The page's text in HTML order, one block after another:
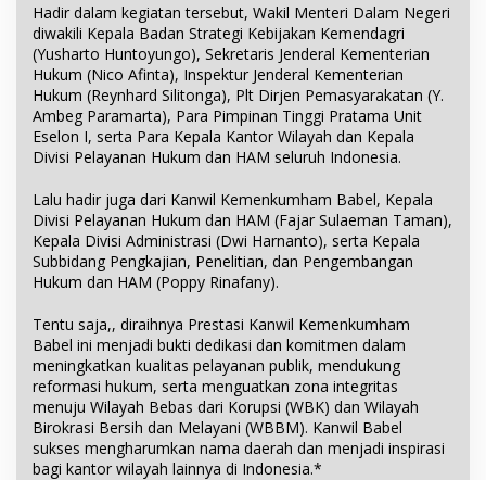
Hadir dalam kegiatan tersebut, Wakil Menteri Dalam Negeri
diwakili Kepala Badan Strategi Kebijakan Kemendagri
(Yusharto Huntoyungo), Sekretaris Jenderal Kementerian
Hukum (Nico Afinta), Inspektur Jenderal Kementerian
Hukum (Reynhard Silitonga), Plt Dirjen Pemasyarakatan (Y.
Ambeg Paramarta), Para Pimpinan Tinggi Pratama Unit
Eselon I, serta Para Kepala Kantor Wilayah dan Kepala
Divisi Pelayanan Hukum dan HAM seluruh Indonesia.
Lalu hadir juga dari Kanwil Kemenkumham Babel, Kepala
Divisi Pelayanan Hukum dan HAM (Fajar Sulaeman Taman),
Kepala Divisi Administrasi (Dwi Harnanto), serta Kepala
Subbidang Pengkajian, Penelitian, dan Pengembangan
Hukum dan HAM (Poppy Rinafany).
Tentu saja,, diraihnya Prestasi Kanwil Kemenkumham
Babel ini menjadi bukti dedikasi dan komitmen dalam
meningkatkan kualitas pelayanan publik, mendukung
reformasi hukum, serta menguatkan zona integritas
menuju Wilayah Bebas dari Korupsi (WBK) dan Wilayah
Birokrasi Bersih dan Melayani (WBBM). Kanwil Babel
sukses mengharumkan nama daerah dan menjadi inspirasi
bagi kantor wilayah lainnya di Indonesia.*